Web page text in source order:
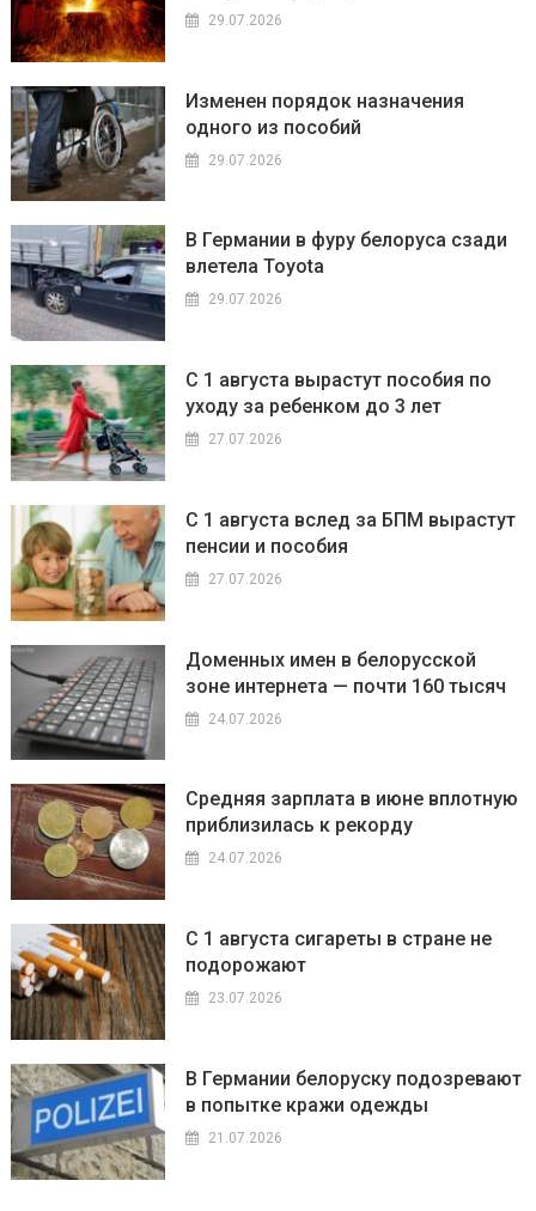
29.07.2026
Изменен порядок назначения
одного из пособий
29.07.2026
В Германии в фуру белоруса сзади
влетела Toyota
29.07.2026
С 1 августа вырастут пособия по
уходу за ребенком до 3 лет
27.07.2026
С 1 августа вслед за БПМ вырастут
пенсии и пособия
27.07.2026
Доменных имен в белорусской
зоне интернета — почти 160 тысяч
24.07.2026
Средняя зарплата в июне вплотную
приблизилась к рекорду
24.07.2026
С 1 августа сигареты в стране не
подорожают
23.07.2026
В Германии белоруску подозревают
в попытке кражи одежды
21.07.2026